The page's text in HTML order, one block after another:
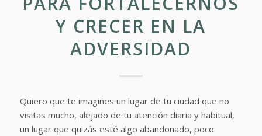
Y CRECER EN LA
ADVERSIDAD
Quiero que te imagines un lugar de tu ciudad que no
visitas mucho, alejado de tu atención diaria y habitual,
un lugar que quizás esté algo abandonado, poco